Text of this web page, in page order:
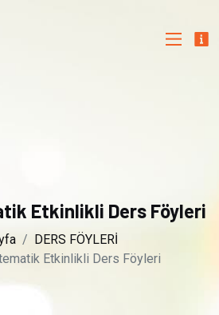
Etkinlikli Ders Föyleri
DERS FÖYLERİ
Etkinlikli Ders Föyleri